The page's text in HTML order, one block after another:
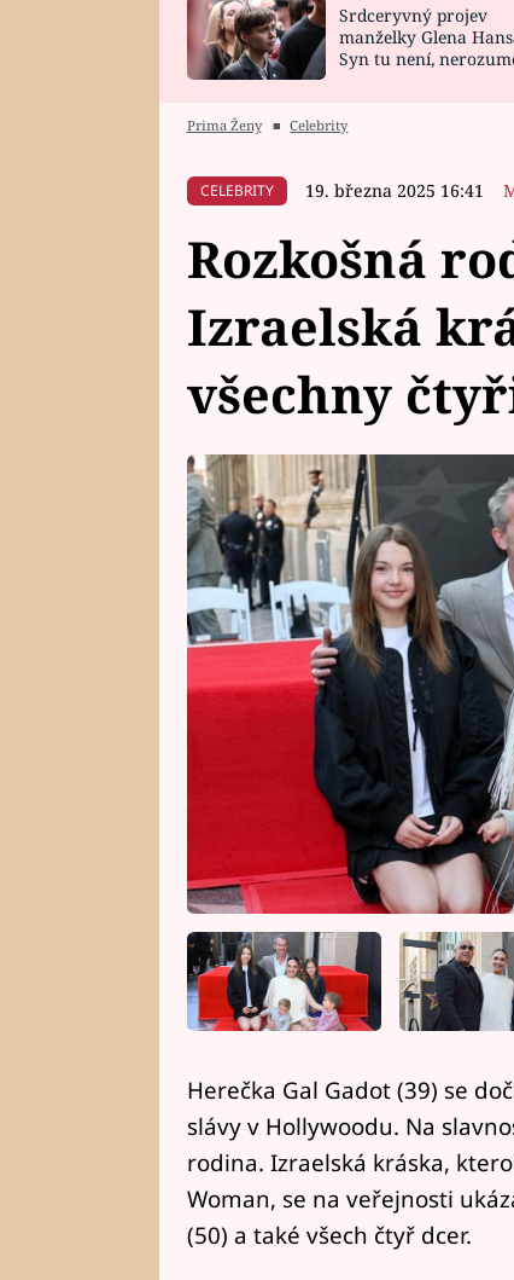
HOROSKOP NA
CELEBRITY
VAŘENÍ
Srdceryvný projev
manželky Glena
Syn tu není,
Prima Ženy ■ Celebrity
CELEBRITY 19. března 2025 16:41
Rozkošná
Izraelská
všechny
Herečka Gal Gadot (39) se
slávy v Hollywoodu. Na
rodina. Izraelská kráska,
Woman, se na veřejnosti
(50) a také všech čtyř dcer.